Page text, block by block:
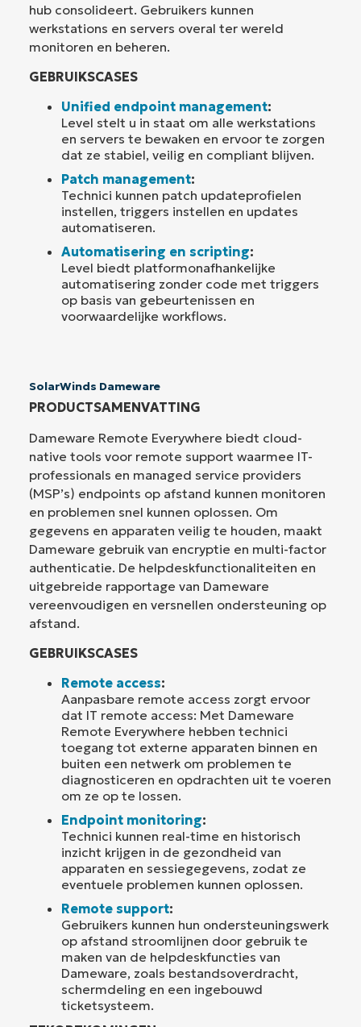
hub consolideert. Gebruikers kunnen
werkstations en servers overal ter wereld
monitoren en beheren.
GEBRUIKSCASES
Unified endpoint management:
Level stelt u in staat om alle werkstations
en servers te bewaken en ervoor te zorgen
dat ze stabiel, veilig en compliant blijven.
Patch management:
Technici kunnen patch updateprofielen
instellen, triggers instellen en updates
automatiseren.
Automatisering en scripting:
Level biedt platformonafhankelijke
automatisering zonder code met triggers
op basis van gebeurtenissen en
voorwaardelijke workflows.
SolarWinds Dameware
PRODUCTSAMENVATTING
Dameware Remote Everywhere biedt cloud-
native tools voor remote support waarmee IT-
professionals en managed service providers
(MSP’s) endpoints op afstand kunnen monitoren
en problemen snel kunnen oplossen. Om
gegevens en apparaten veilig te houden, maakt
Dameware gebruik van encryptie en multi-factor
authenticatie. De helpdeskfunctionaliteiten en
uitgebreide rapportage van Dameware
vereenvoudigen en versnellen ondersteuning op
afstand.
GEBRUIKSCASES
Remote access:
Aanpasbare remote access zorgt ervoor
dat IT remote access: Met Dameware
Remote Everywhere hebben technici
toegang tot externe apparaten binnen en
buiten een netwerk om problemen te
diagnosticeren en opdrachten uit te voeren
om ze op te lossen.
Endpoint monitoring:
Technici kunnen real-time en historisch
inzicht krijgen in de gezondheid van
apparaten en sessiegegevens, zodat ze
eventuele problemen kunnen oplossen.
Remote support:
Gebruikers kunnen hun ondersteuningswerk
op afstand stroomlijnen door gebruik te
maken van de helpdeskfuncties van
Dameware, zoals bestandsoverdracht,
schermdeling en een ingebouwd
ticketsysteem.